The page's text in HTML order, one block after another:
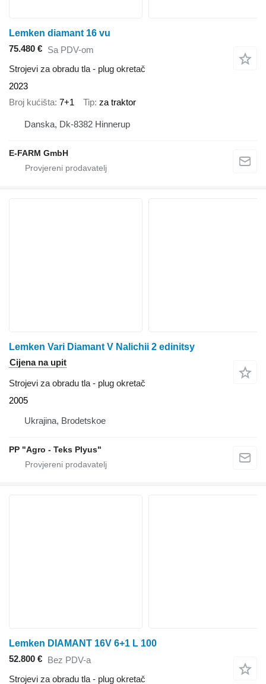
Lemken diamant 16 vu
75.480 € Sa PDV-om
Strojevi za obradu tla - plug okretač
2023
Broj kućišta 7+1 Tip za traktor
Danska, Dk-8382 Hinnerup
E-FARM GmbH
Lemken Vari Diamant V Nalichii 2 edinitsy
Cijena na upit
Strojevi za obradu tla - plug okretač
2005
Ukrajina, Brodetskoe
PP "Agro - Teks Plyus"
Lemken DIAMANT 16V 6+1 L 100
52.800 € Bez PDV-a
Strojevi za obradu tla - plug okretač